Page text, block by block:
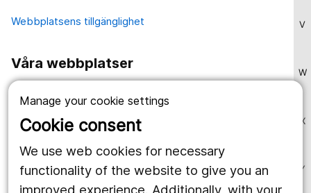
Manage your cookie settings
Cookie consent
We use web cookies for necessary
functionality of the website to give you an
improved experience. Additionally, with your
V
W
X
Y
Webbplatsens tillgänglighet
Våra webbplatser
Länstrafiken
Region Örebro län